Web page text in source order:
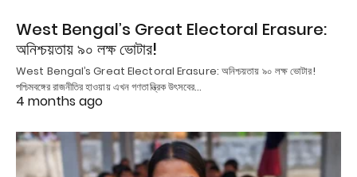
West Bengal’s Great Electoral Erasure:
অনিশ্চয়তায় ৯০ লক্ষ ভোটার!
West Bengal’s Great Electoral Erasure: অনিশ্চয়তায় ৯০ লক্ষ ভোটার!
পশ্চিমবঙ্গের রাজনীতির হাওয়ায় এখন গণতান্ত্রিক উৎসবের…
4 months ago